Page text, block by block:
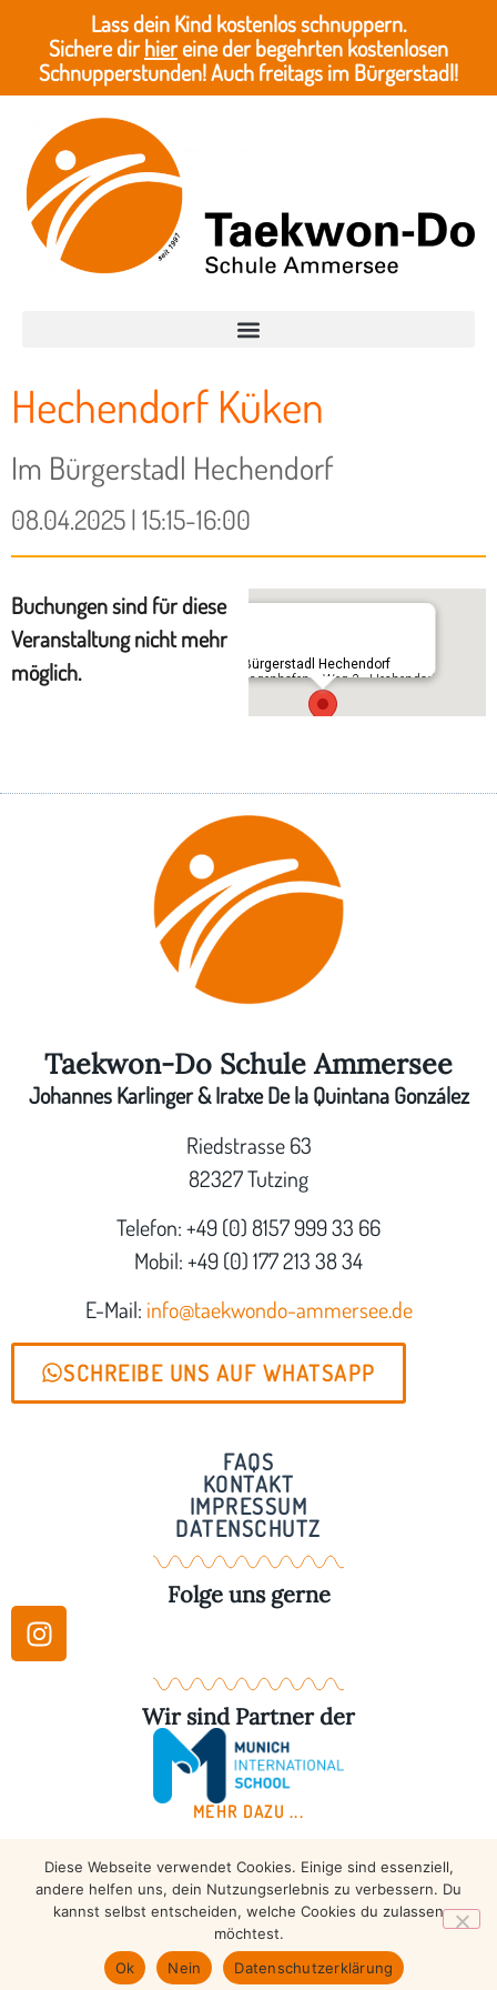
Lass dein Kind kostenlos schnuppern.
Sichere dirhiereine der begehrten kostenlosen
Schnupperstunden! Auch freitags im Bürgerstadl!
Hechendorf Küken
Im Bürgerstadl Hechendorf
08.04.2025 | 15:15-16:00
Buchungen sind für diese
Veranstaltung nicht mehr
möglich.
Im Bürgerstadl Hechendorf
Schlagenhofener Weg 3 - Hechendorf
Taekwon-Do Schule Ammersee
Johannes Karlinger & Iratxe De la Quintana González
Riedstrasse 63
82327 Tutzing
Telefon: +49 (0) 8157 999 33 66
Mobil: +49 (0) 177 213 38 34
E-Mail: info@taekwondo-ammersee.de
SCHREIBE UNS AUF WHATSAPP
FAQS
KONTAKT
IMPRESSUM
DATENSCHUTZ
Folge uns gerne
Wir sind Partner der
MEHR DAZU ...
Copyright © 2026 – Taekwondo Ammersee | All rights
reserved.
Diese Webseite verwendet Cookies. Einige sind essenziell,
andere helfen uns, dein Nutzungserlebnis zu verbessern. Du
kannst selbst entscheiden, welche Cookies du zulassen
möchtest.
Ok
Nein Datenschutzerklärung